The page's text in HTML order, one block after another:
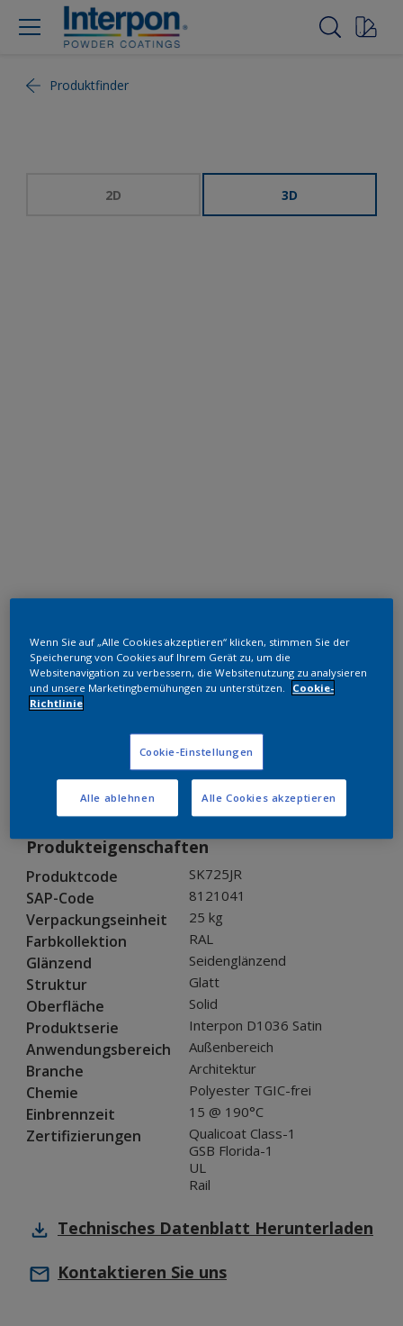
Produktfinder
2D 3D
RAL 6025
SK725JR
Produkteigenschaften
Produktcode SK725JR
SAP-Code 8121041
Verpackungseinheit 25 kg
Farbkollektion RAL
Glänzend Seidenglänzend
Struktur Glatt
Oberfläche Solid
Produktserie Interpon D1036 Satin
Anwendungsbereich Außenbereich
Branche Architektur
Chemie Polyester TGIC-frei
Einbrennzeit 15 @ 190°C
Zertifizierungen
Qualicoat Class-1
GSB Florida-1
UL
Rail
Technisches Datenblatt Herunterladen
Kontaktieren Sie uns
Wenn Sie auf „Alle Cookies akzeptieren“ klicken, stimmen Sie der
Speicherung von Cookies auf Ihrem Gerät zu, um die
Websitenavigation zu verbessern, die Websitenutzung zu analysieren
und unsere Marketingbemühungen zu unterstützen.
Cookie-
Richtlinie
Cookie-Einstellungen
Alle ablehnen Alle Cookies akzeptieren